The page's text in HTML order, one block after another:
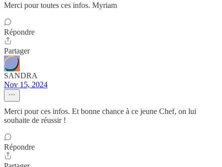
Merci pour toutes ces infos. Myriam
Répondre
Partager
SANDRA
Nov 15, 2024
Merci pour ces infos. Et bonne chance à ce jeune Chef, on lui
souhaite de réussir !
Répondre